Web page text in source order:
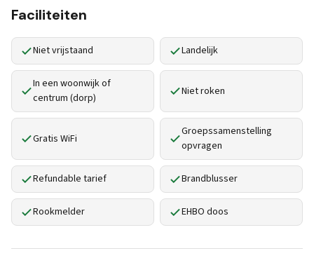
Faciliteiten
Niet vrijstaand Landelijk
In een woonwijk of
centrum (dorp)
Niet roken
Gratis WiFi
Groepssamenstelling
opvragen
Refundable tarief Brandblusser
Rookmelder EHBO doos